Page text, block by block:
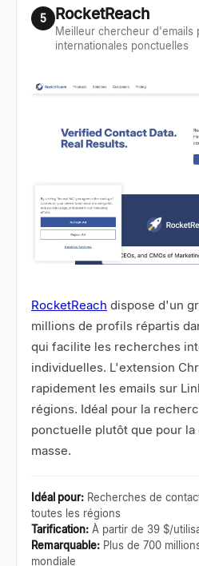
5 RocketReach
Meilleur chercheur d'emails
internationales ponctuelles
RocketReach dispose d'un
millions de profils répartis
qui facilite les recherches
individuelles. L'extension
rapidement les emails sur
régions. Idéal pour la
ponctuelle plutôt que pour
masse.
Idéal pour: Recherches de
toutes les régions
Tarification: À partir de 39 $/
Remarquable: Plus de 700
mondiale